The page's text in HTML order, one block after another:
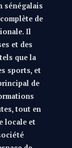
sénégalais
de
Il
et des
que la
sports, et
de
tout en
locale et